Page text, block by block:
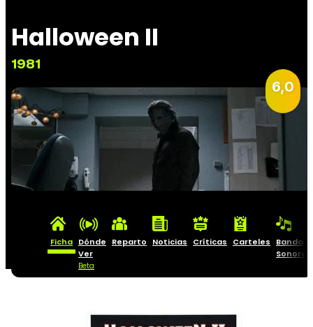
Halloween II
1981
6,0
Ficha Dónde
Ver
Beta
Reparto Noticias Críticas Carteles
Banda
Sonora